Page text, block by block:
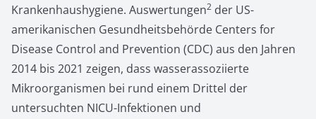
Krankenhaushygiene. Auswertungen2 der US-
amerikanischen Gesundheitsbehörde Centers for
Disease Control and Prevention (CDC) aus den Jahren
2014 bis 2021 zeigen, dass wasserassoziierte
Mikroorganismen bei rund einem Drittel der
untersuchten NICU-Infektionen und